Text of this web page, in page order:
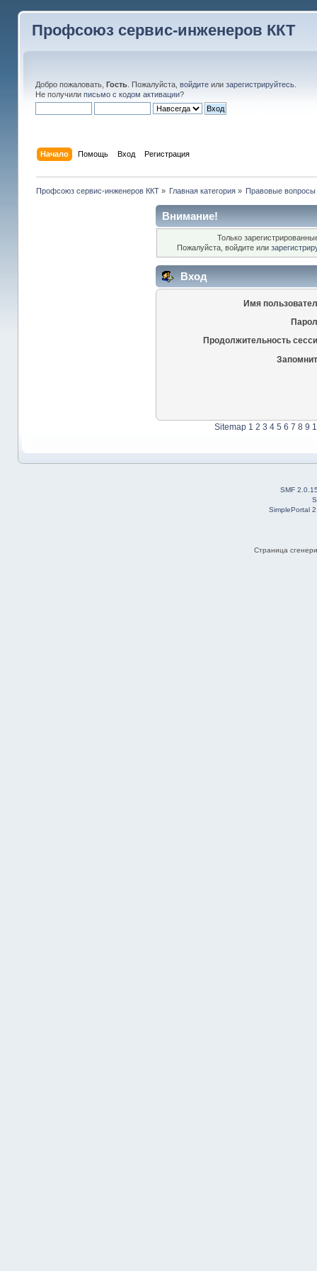
Профсоюз сервис-инженеров ККТ
Добро пожаловать, Гость. Пожалуйста, войдитеили зарегистрируйтесь.
Не получили письмо с кодом активации?
Начало Помощь Вход Регистрация
Профсоюз сервис-инженеров ККТ» Главная категория » Правовые вопросы
Внимание!
Только
Пожалуйста, войдите или
Вход
Имя
Продолжительность
Sitemap 1 2 3 4 5 6 7 8 9
SMF
SimplePortal
Страница